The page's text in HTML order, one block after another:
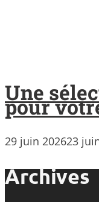
Une
pour
29 juin 202623
Archives